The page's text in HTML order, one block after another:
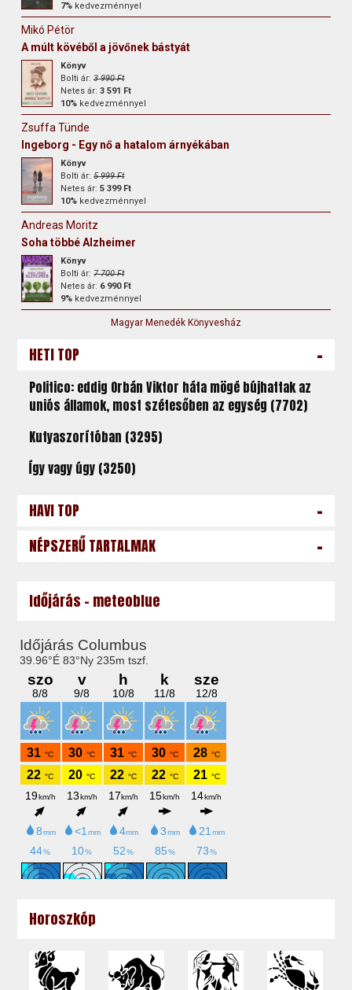
7% kedvezménnyel
Mikó Pétör
A múlt kövéből a jövőnek bástyát
Könyv
Bolti ár:3 990 Ft
Netes ár:3 591 Ft
10% kedvezménnyel
Zsuffa Tünde
Ingeborg - Egy nő a hatalom árnyékában
Könyv
Bolti ár:5 999 Ft
Netes ár:5 399 Ft
10% kedvezménnyel
Andreas Moritz
Soha többé Alzheimer
Könyv
Bolti ár:7 700 Ft
Netes ár: 6 990 Ft
9% kedvezménnyel
Magyar Menedék Könyvesház
HETI TOP -
Politico: eddig Orbán Viktor háta mögé bújhattak az
uniós államok, most szétesőben az egység (7702)
Kutyaszorítóban (3295)
Így vagy úgy (3250)
HAVI TOP -
NÉPSZERŰ TARTALMAK -
Időjárás - meteoblue
Horoszkóp